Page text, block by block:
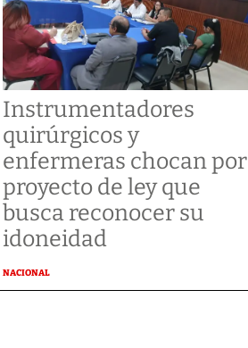
Instrumentadores
quirúrgicos y
enfermeras chocan por
proyecto de ley que
busca reconocer su
idoneidad
NACIONAL